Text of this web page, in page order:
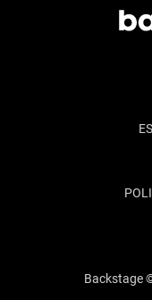
Backstage